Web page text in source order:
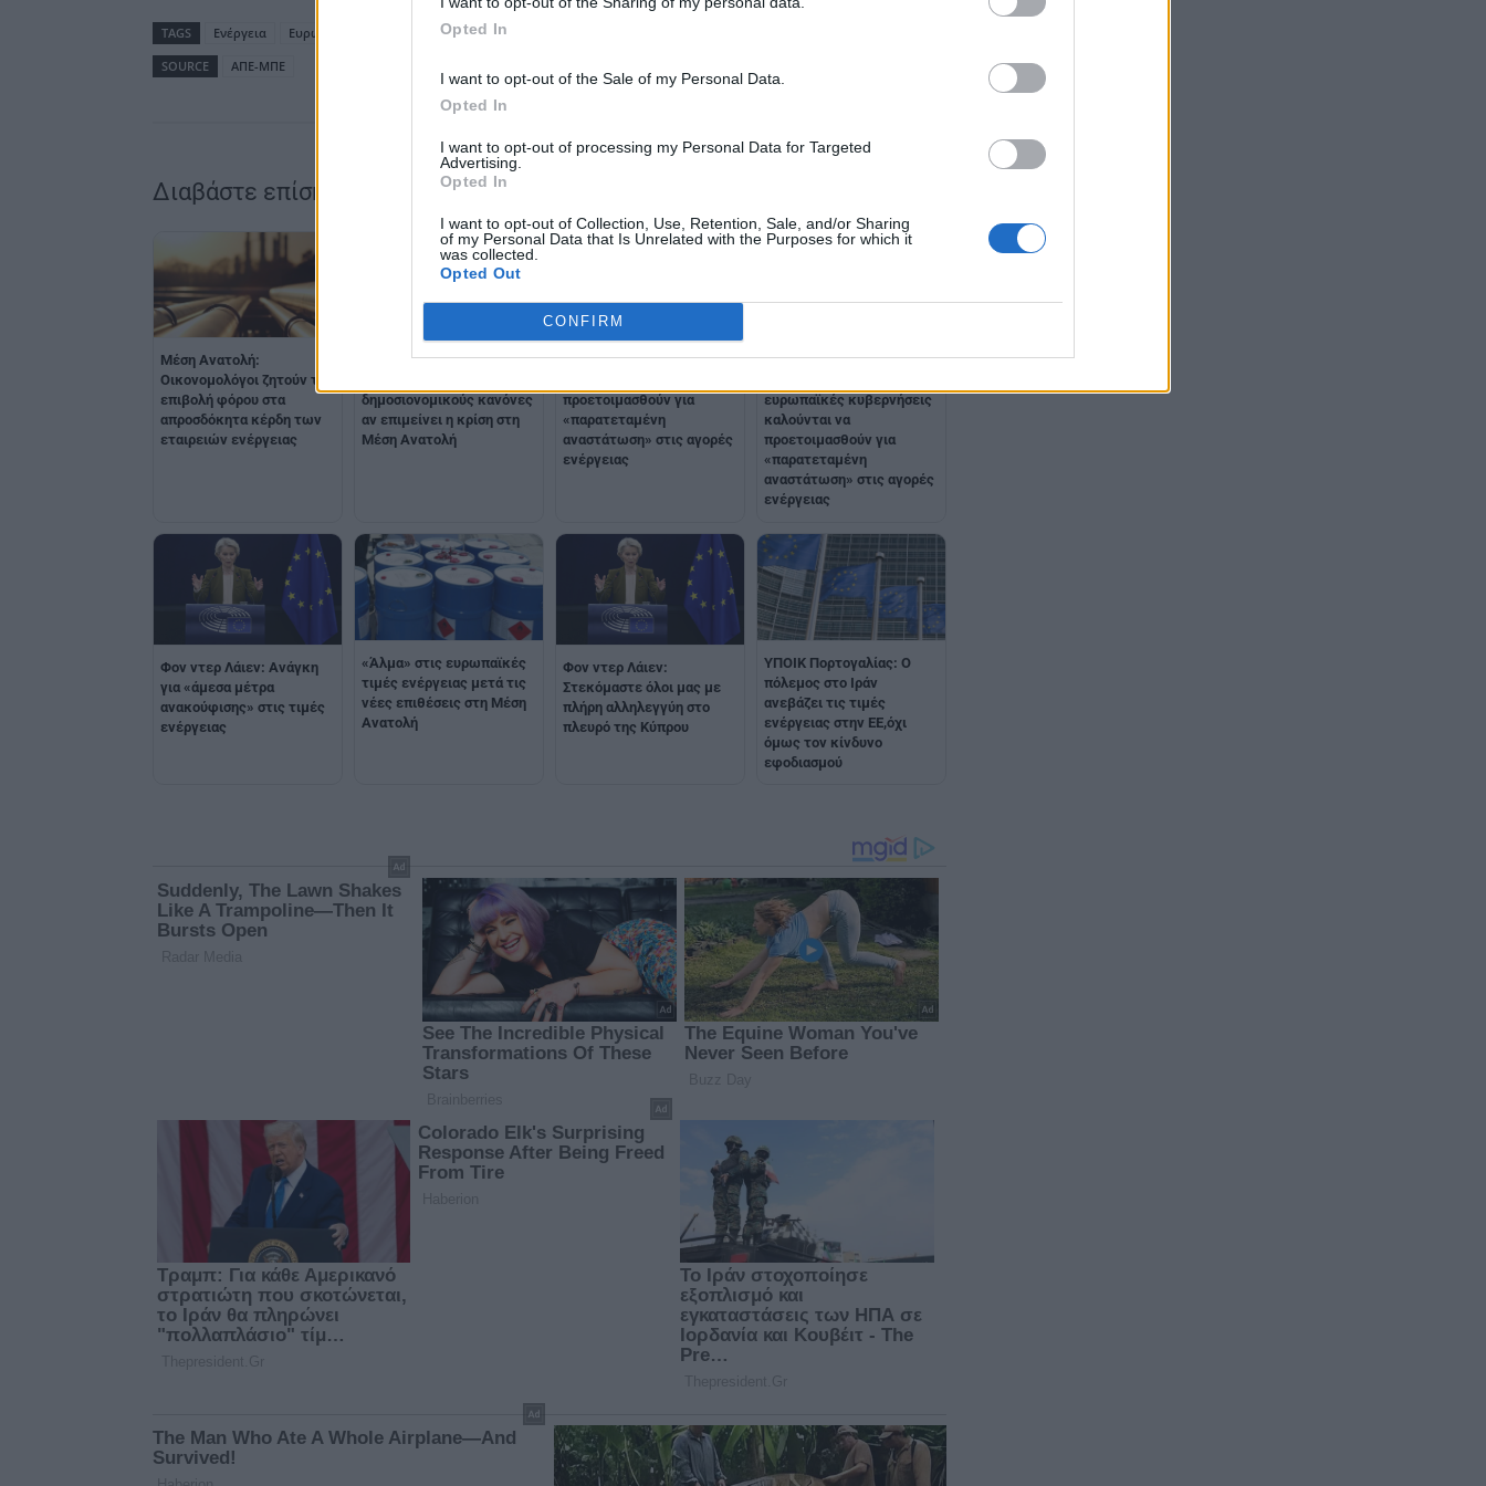
Opted In
I want to opt-out of the Sale of my Personal Data.
Opted In
I want to opt-out of processing my Personal Data for Targeted
Advertising.
Opted In
I want to opt-out of Collection, Use, Retention, Sale, and/or Sharing
of my Personal Data that Is Unrelated with the Purposes for which it
was collected.
Opted Out
CONFIRM
TAGS Ενέργεια Ευρωπαϊκή Ένωση
Μέση Ανατολή
SOURCE
ΑΠΕ-ΜΠΕ
Διαβάστε επίσης
Μέση Ανατολή:
Οικονομολόγοι ζητούν την
επιβολή φόρου στα
απροσδόκητα κέρδη των
εταιρειών ενέργειας
Μελόνι: Η Ε.Ε. θα πρέπει
δημοσιονομικούς κανόνες
αν επιμείνει η κρίση στη
Μέση Ανατολή
ΕΕ:Οι κυβερνήσεις των 27
προετοιμασθούν για
«παρατεταμένη
αναστάτωση» στις αγορές
ενέργειας
ευρωπαϊκές κυβερνήσεις
καλούνται να
προετοιμασθούν για
«παρατεταμένη
αναστάτωση» στις αγορές
ενέργειας
Φον ντερ Λάιεν: Ανάγκη
για «άμεσα μέτρα
ανακούφισης» στις τιμές
ενέργειας
«Άλμα» στις ευρωπαϊκές
τιμές ενέργειας μετά τις
νέες επιθέσεις στη Μέση
Ανατολή
Φον ντερ Λάιεν:
Στεκόμαστε όλοι μας με
πλήρη αλληλεγγύη στο
πλευρό της Κύπρου
YΠΟΙΚ Πορτογαλίας: Ο
πόλεμος στο Ιράν
ανεβάζει τις τιμές
ενέργειας στην ΕΕ,όχι
όμως τον κίνδυνο
εφοδιασμού